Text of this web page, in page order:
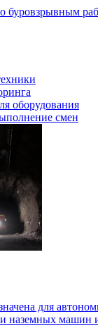
буровзрывным
оборудования
смен
для
машин